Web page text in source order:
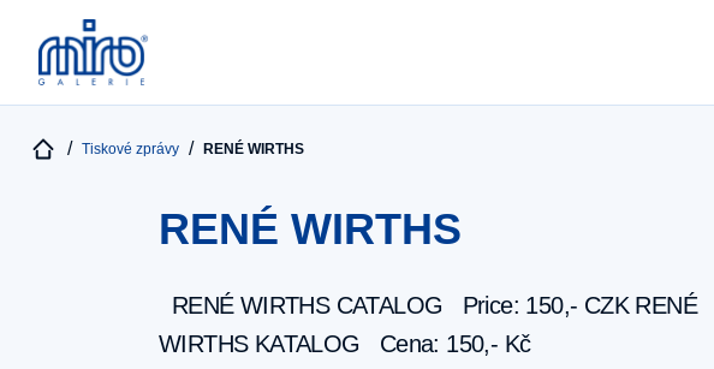
Tiskové zprávy RENÉ WIRTHS
RENÉ WIRTHS
RENÉ WIRTHS CATALOG Price: 150,- CZK RENÉ
WIRTHS KATALOG Cena: 150,- Kč